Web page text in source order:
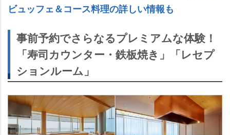
ビュッフェ＆コース料理の詳しい情報も
事前予約でさらなるプレミアムな体験！
「寿司カウンター・鉄板焼き」「レセプ
ションルーム」